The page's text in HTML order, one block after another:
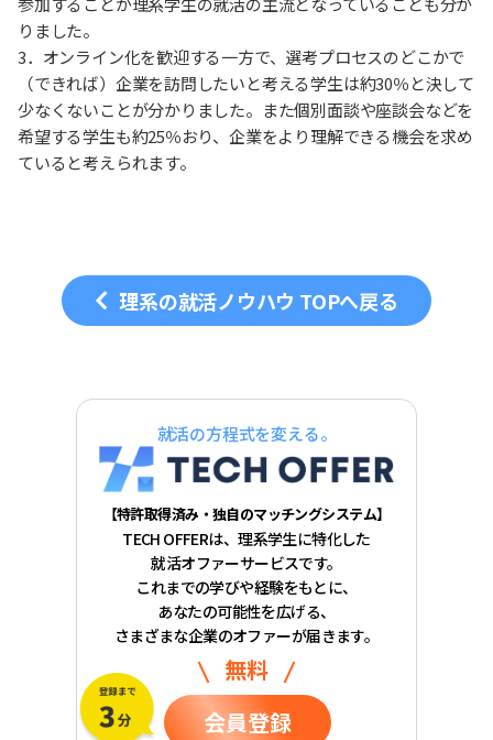
りました。
3．オンライン化を歓迎する一方で、選考プロセスのどこかで
（できれば）企業を訪問したいと考える学生は約30％と決して
少なくないことが分かりました。また個別面談や座談会などを
希望する学生も約25％おり、企業をより理解できる機会を求め
ていると考えられます。
理系の就活ノウハウ TOPへ戻る
就活の方程式を変える。
【特許取得済み・独自のマッチングシステム】
TECH OFFERは、理系学生に特化した
就活オファーサービスです。
これまでの学びや経験をもとに、
あなたの可能性を広げる、
さまざまな企業のオファーが届きます。
無料
会員登録